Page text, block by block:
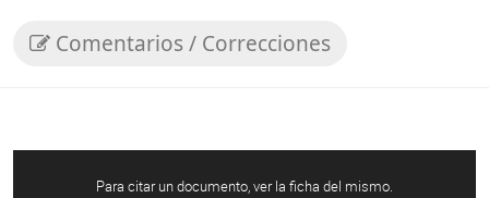
Comentarios / Correcciones
Para citar un documento, ver la ficha del mismo.